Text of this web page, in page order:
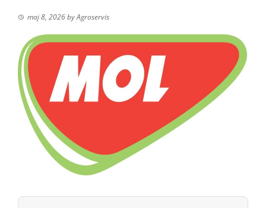
maj 8, 2026byAgroservis